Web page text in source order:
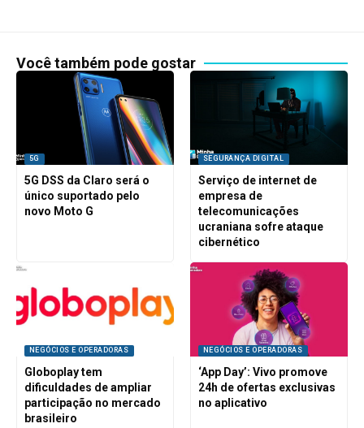
Você também pode gostar
5G
5G DSS da Claro será o
único suportado pelo
novo Moto G
SEGURANÇA DIGITAL
Serviço de internet de
empresa de
telecomunicações
ucraniana sofre ataque
cibernético
NEGÓCIOS E OPERADORAS
Globoplay tem
dificuldades de ampliar
participação no mercado
brasileiro
NEGÓCIOS E OPERADORAS
‘App Day’: Vivo promove
24h de ofertas exclusivas
no aplicativo